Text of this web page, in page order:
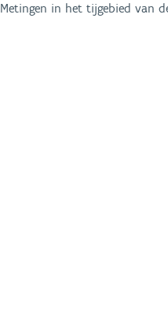
Metingen in het tijgebied van